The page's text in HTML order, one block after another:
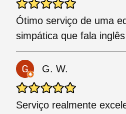
Ótimo serviço de uma
simpática que fala
G. W.
Serviço realmente